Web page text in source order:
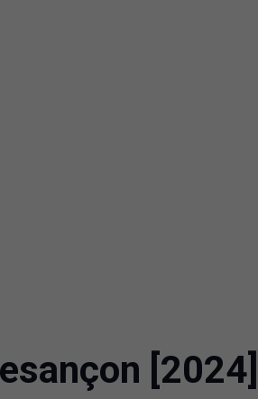
[2024]